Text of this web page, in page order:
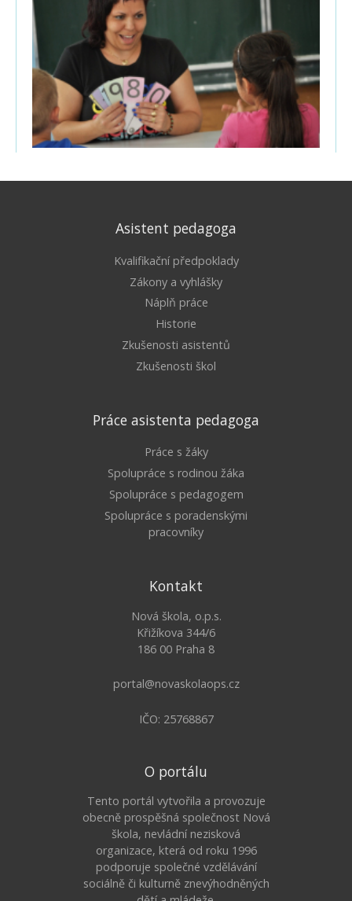
Asistent pedagoga
Kvalifikační předpoklady
Zákony a vyhlášky
Náplň práce
Historie
Zkušenosti asistentů
Zkušenosti škol
Práce asistenta pedagoga
Práce s žáky
Spolupráce s rodinou žáka
Spolupráce s pedagogem
Spolupráce s poradenskými
pracovníky
Kontakt
Nová škola, o.p.s.
Křižíkova 344/6
186 00 Praha 8
portal@novaskolaops.cz
IČO: 25768867
O portálu
Tento portál vytvořila a provozuje
obecně prospěšná společnost Nová
škola, nevládní nezisková
organizace, která od roku 1996
podporuje společné vzdělávání
sociálně či kulturně znevýhodněných